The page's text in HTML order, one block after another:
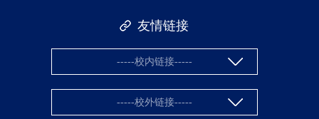
友情链接
-----校内链接-----
-----校外链接-----